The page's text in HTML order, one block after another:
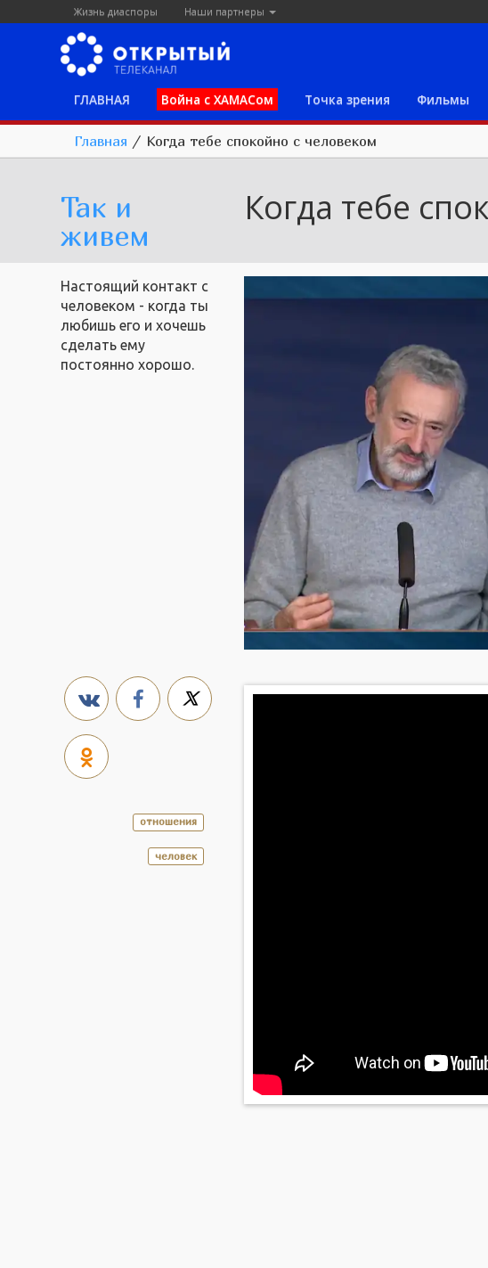
Жизнь диаспоры Наши партнеры
ГЛАВНАЯ Война с ХАМАСом Точка зрения Фильмы
Главная / Когда тебе спокойно с человеком
Так и
живем
Когда тебе
Настоящий контакт с
человеком - когда ты
любишь его и хочешь
сделать ему
постоянно хорошо.
отношения
человек